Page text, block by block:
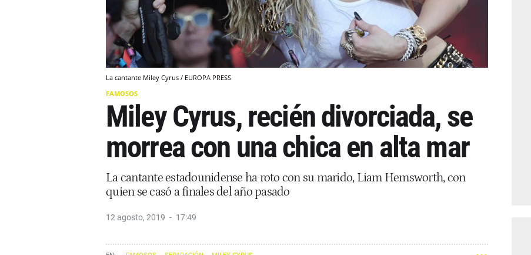
La cantante Miley Cyrus / EUROPA PRESS
FAMOSOS
Miley Cyrus, recién divorciada, se
morrea con una chica en alta mar
La cantante estadounidense ha roto con su marido, Liam Hemsworth, con
quien se casó a finales del año pasado
12 agosto, 2019 17:49